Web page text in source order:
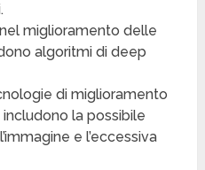
miglioramento delle
algoritmi di deep
di miglioramento
la possibile
e l’eccessiva